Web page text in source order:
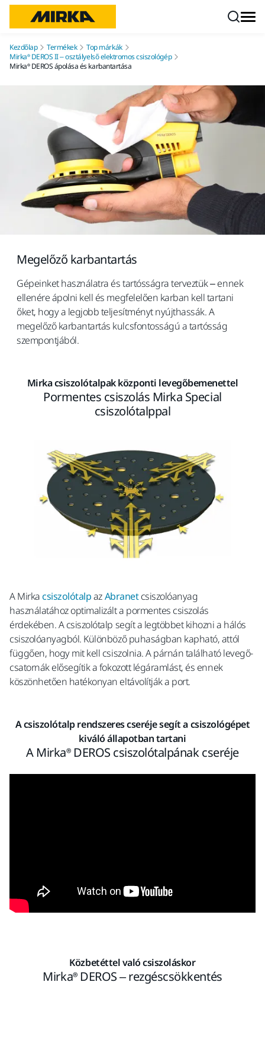
Kezdőlap Termékek
Top márkák
Mirka® DEROS II – osztályelső elektromos csiszológép
Mirka® DEROS ápolása és karbantartása
Megelőző karbantartás
Gépeinket használatra és tartósságra terveztük – ennek
ellenére ápolni kell és megfelelően karban kell tartani
őket, hogy a legjobb teljesítményt nyújthassák. A
megelőző karbantartás kulcsfontosságú a tartósság
szempontjából.
Mirka csiszolótalpak központi levegőbemenettel
Pormentes csiszolás Mirka Special
csiszolótalppal
A MirkacsiszolótalpazAbranetcsiszolóanyag
használatához optimalizált a pormentes csiszolás
érdekében. A csiszolótalp segít a legtöbbet kihozni a hálós
csiszolóanyagból. Különböző puhaságban kapható, attól
függően, hogy mit kell csiszolnia. A párnán található levegő-
csatornák elősegítik a fokozott légáramlást, és ennek
köszönhetően hatékonyan eltávolítják a port.
A csiszolótalp rendszeres cseréje segít a csiszológépet
kiváló állapotban tartani
A Mirka® DEROS csiszolótalpának cseréje
Közbetéttel való csiszoláskor
Mirka® DEROS – rezgéscsökkentés